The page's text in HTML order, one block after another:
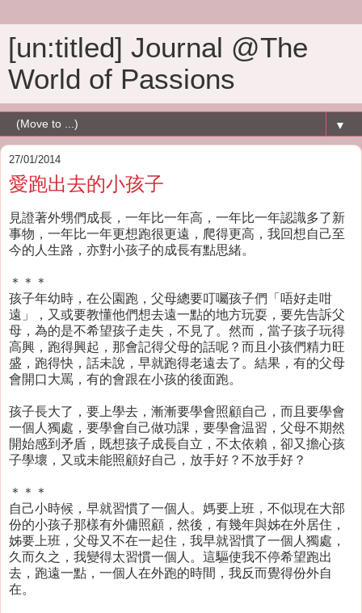
[un:titled] Journal @The
World of Passions
▼
27/01/2014
愛跑出去的小孩子
見證著外甥們成長，一年比一年高，一年比一年認識多了新
事物，一年比一年更想跑很更遠，爬得更高，我回想自己至
今的人生路，亦對小孩子的成長有點思緒。
＊＊＊
孩子年幼時，在公園跑，父母總要叮囑孩子們「唔好走咁
遠」，又或要教懂他們想去遠一點的地方玩耍，要先告訴父
母，為的是不希望孩子走失，不見了。然而，當子孩子玩得
高興，跑得興起，那會記得父母的話呢？而且小孩們精力旺
盛，跑得快，話未說，早就跑得老遠去了。結果，有的父母
會開口大罵，有的會跟在小孩的後面跑。
孩子長大了，要上學去，漸漸要學會照顧自己，而且要學會
一個人獨處，要學會自己做功課，要學會温習，父母不期然
開始感到矛盾，既想孩子成長自立，不太依賴，卻又擔心孩
子學壞，又或未能照顧好自己，放手好？不放手好？
＊＊＊
自己小時候，早就習慣了一個人。媽要上班，不似現在大部
份的小孩子那樣有外傭照顧，然後，有幾年與姊在外居住，
姊要上班，父母又不在一起住，我早就習慣了一個人獨處，
久而久之，我變得太習慣一個人。這驅使我不停希望跑出
去，跑遠一點，一個人在外跑的時間，我反而覺得份外自
在。